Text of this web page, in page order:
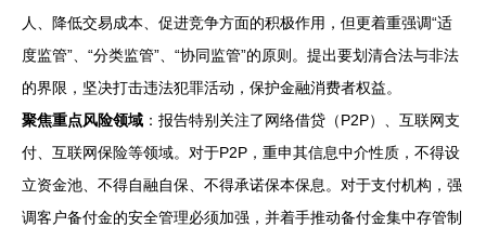
人、降低交易成本、促进竞争方面的积极作用，但更着重强调“适
度监管”、“分类监管”、“协同监管”的原则。提出要划清合法与非法
的界限，坚决打击违法犯罪活动，保护金融消费者权益。
聚焦重点风险领域 ：报告特别关注了网络借贷（P2P）、互联网支
付、互联网保险等领域。对于P2P，重申其信息中介性质，不得设
立资金池、不得自融自保、不得承诺保本保息。对于支付机构，强
调客户备付金的安全管理必须加强，并着手推动备付金集中存管制